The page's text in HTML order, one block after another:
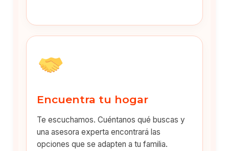
Encuentra tu hogar
Te escuchamos. Cuéntanos qué buscas y
una asesora experta encontrará las
opciones que se adapten a tu familia.